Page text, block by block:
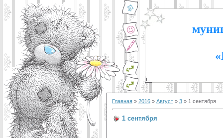
Главная » 2016 » Август » 3 » 1 сентября
1 сентября